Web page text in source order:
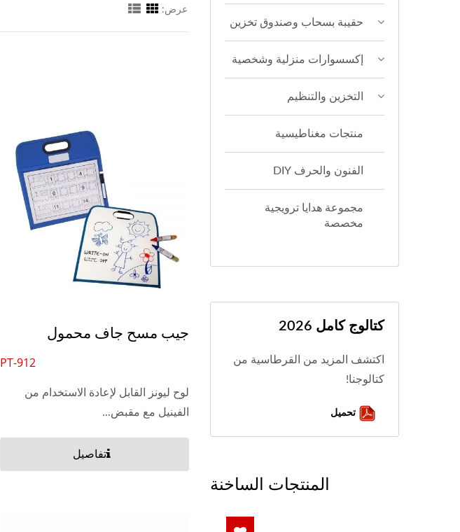
عرض:
جيب مسح جاف محمول
PT-912
لوح ليونز القابل لإعادة الاستخدام من
الفينيل مع مقبض...
تفاصيل
حقيبة بسحاب وصندوق تخزين
إكسسوارات منزلية وشخصية
التخزين والتنظيم
منتجات مغناطيسية
الفنون والحرف DIY
مجموعة هدايا ترويجية
مخصصة
كتالوج كامل 2026
اكتشف المزيد من القرطاسية من
كتالوجنا!
تحميل
المنتجات الساخنة